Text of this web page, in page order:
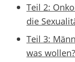
Teil 2:
die
Teil 3:
was wollen?